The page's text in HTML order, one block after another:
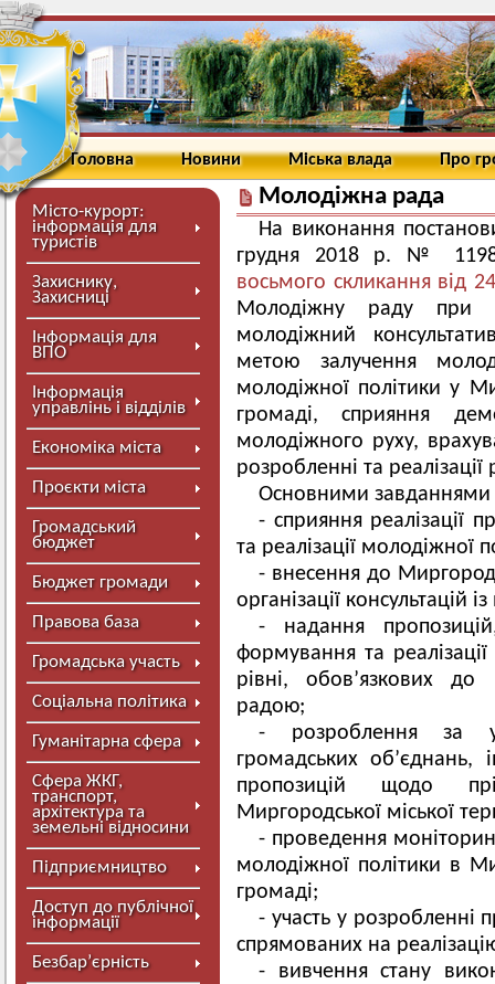
Головна Новини Міська влада Про
Місто-курорт:
інформація для
туристів
Захиснику,
Захисниці
Інформація для
ВПО
Інформація
управлінь і відділів
Економіка міста
Проєкти міста
Громадський
бюджет
Бюджет громади
Правова база
Громадська участь
Соціальна політика
Гуманітарна сфера
Сфера ЖКГ,
транспорт,
архітектура та
земельні відносини
Підприємництво
Доступ до публічної
інформації
Безбар’єрність
Молодіжна рада
На виконання
грудня 2018 р. №
восьмого скликання від
Молодіжну раду при
молодіжний
метою залучення
молодіжної політики у
громаді, сприяння
молодіжного руху,
розробленні та
Основними
- сприяння реалізації
та реалізації молодіжної
- внесення до
організації консультацій
- надання
формування та
рівні, обов’язкових
радою;
- розроблення за
громадських об’єднань,
пропозицій щодо
Миргородської міської
- проведення
молодіжної політики в
громаді;
- участь у розробленні
спрямованих на
- вивчення стану